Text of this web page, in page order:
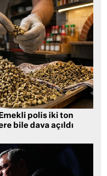
polis iki ton
bile dava açıldı